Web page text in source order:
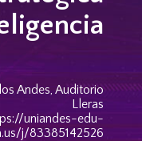
Andes, Auditorio
Lleras
uniandes-edu-
j/83385142526